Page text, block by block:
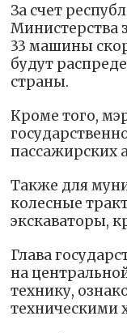
За счет
Министерства
33 машины
будут
страны.
Кроме того,
пассажирских
Также для
колесные
экскаваторы,
Глава
на
технику,
техническими